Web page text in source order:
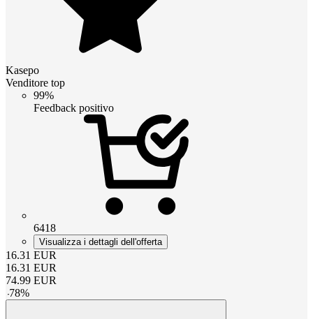
Kasepo
Venditore top
99%
Feedback positivo
6418
Visualizza i dettagli dell'offerta
16.31 EUR
16.31 EUR
74.99 EUR
-78%